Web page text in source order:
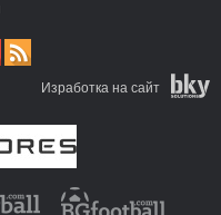
Изработка на сайт